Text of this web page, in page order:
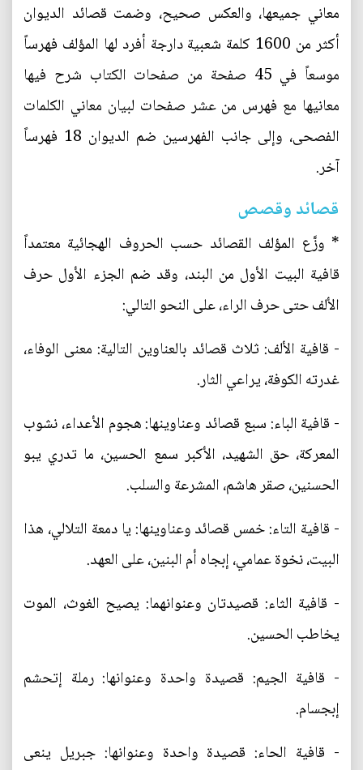
معاني جميعها، والعكس صحيح، وضمت قصائد الديوان
أكثر من 1600 كلمة شعبية دارجة أفرد لها المؤلف فهرساً
موسعاً في 45 صفحة من صفحات الكتاب شرح فيها
معانيها مع فهرس من عشر صفحات لبيان معاني الكلمات
الفصحى، وإلى جانب الفهرسين ضم الديوان 18 فهرساً
آخر.
قصائد وقصص
* وزَّع المؤلف القصائد حسب الحروف الهجائية معتمداً
قافية البيت الأول من البند، وقد ضم الجزء الأول حرف
الألف حتى حرف الراء، على النحو التالي:
- قافية الألف: ثلاث قصائد بالعناوين التالية: معنى الوفاء،
غدرته الكوفة، يراعي الثار.
- قافية الباء: سبع قصائد وعناوينها: هجوم الأعداء، نشوب
المعركة، حق الشهيد، الأكبر سمع الحسين، ما تدري يبو
الحسنين، صقر هاشم، المشرعة والسلب.
- قافية التاء: خمس قصائد وعناوينها: يا دمعة التلالي، هذا
البيت، نخوة عمامي، إبجاه أم البنين، على العهد.
- قافية الثاء: قصيدتان وعنوانهما: يصيح الغوث، الموت
يخاطب الحسين.
- قافية الجيم: قصيدة واحدة وعنوانها: رملة إتحشم
إبجسام.
- قافية الحاء: قصيدة واحدة وعنوانها: جبريل ينعى